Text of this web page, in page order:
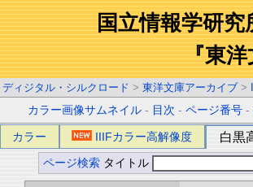
国立情報学研
『東
ディジタル・シルクロード > 東洋文庫アーカイブ >
カラー画像サムネイル - 目次 -ページ番号 -
カラー IIIFカラー高解像度 白黒
ページ検索 タイトル